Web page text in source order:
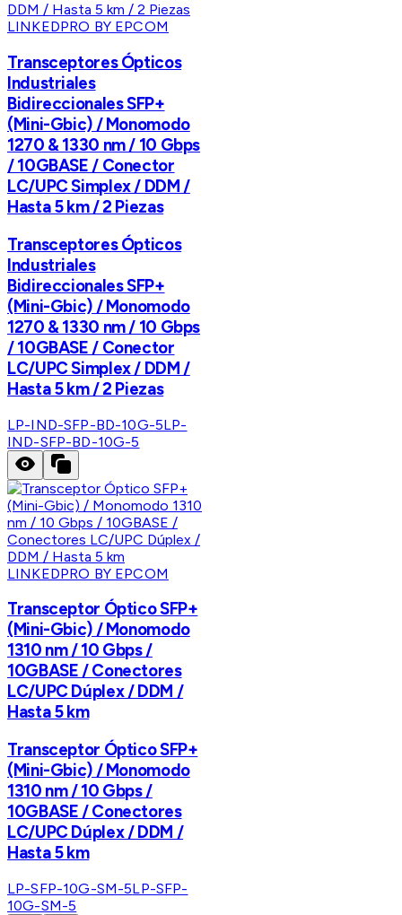
LINKEDPRO BY EPCOM
Transceptores Ópticos
Industriales
Bidireccionales SFP+
(Mini-Gbic) / Monomodo
1270 & 1330 nm / 10 Gbps
/ 10GBASE / Conector
LC/UPC Simplex / DDM /
Hasta 5 km / 2 Piezas
Transceptores Ópticos
Industriales
Bidireccionales SFP+
(Mini-Gbic) / Monomodo
1270 & 1330 nm / 10 Gbps
/ 10GBASE / Conector
LC/UPC Simplex / DDM /
Hasta 5 km / 2 Piezas
LP-IND-SFP-BD-10G-5LP-
IND-SFP-BD-10G-5
LINKEDPRO BY EPCOM
Transceptor Óptico SFP+
(Mini-Gbic) / Monomodo
1310 nm / 10 Gbps /
10GBASE / Conectores
LC/UPC Dúplex / DDM /
Hasta 5 km
Transceptor Óptico SFP+
(Mini-Gbic) / Monomodo
1310 nm / 10 Gbps /
10GBASE / Conectores
LC/UPC Dúplex / DDM /
Hasta 5 km
LP-SFP-10G-SM-5LP-SFP-
10G-SM-5